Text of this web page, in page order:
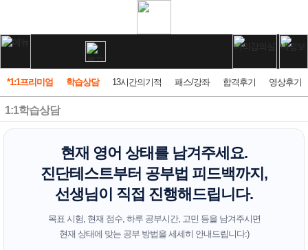
*1:1프리미엄 학습상담 13시간의기적 패스/강좌 합격후기 영상후기
1:1학습상담
현재 영어 상태를 남겨주세요.
진단테스트부터 공부법 피드백까지,
선생님이 직접 진행해드립니다.
목표 시험, 현재 점수, 하루 공부시간, 고민 등을 남겨주시면
현재 상태에 맞는 공부 방법을 세세히 안내드립니다:)